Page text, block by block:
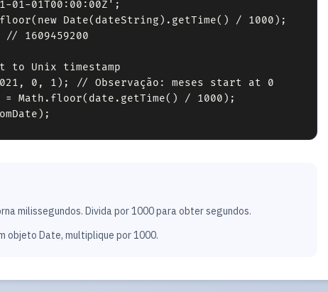
01-01T00:00:00Z';
Date(dateString).getTime() / 1000);
1609459200
to Unix timestamp
0, 1); // Observação: meses start at 0
= Math.floor(date.getTime() / 1000);
milissegundos. Divida por 1000 para obter segundos.
objeto Date, multiplique por 1000.